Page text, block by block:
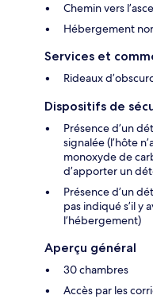
Chemin vers
Hébergement
Services et
Rideaux
Dispositifs de
Présence d’un
signalée (l’hôte
monoxyde de
d’apporter un
Présence d’un
pas indiqué s’il y
l’hébergement)
Aperçu général
30 chambres
Accès par les